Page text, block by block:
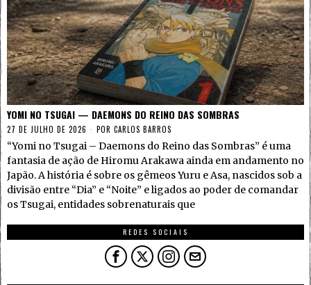
YOMI NO TSUGAI — DAEMONS DO REINO DAS SOMBRAS
27 DE JULHO DE 2026 POR CARLOS BARROS
“Yomi no Tsugai – Daemons do Reino das Sombras” é uma
fantasia de ação de Hiromu Arakawa ainda em andamento no
Japão. A história é sobre os gêmeos Yuru e Asa, nascidos sob a
divisão entre “Dia” e “Noite” e ligados ao poder de comandar
os Tsugai, entidades sobrenaturais que
REDES SOCIAIS